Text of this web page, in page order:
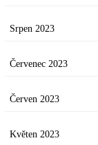
Srpen 2023
Červenec 2023
Červen 2023
Květen 2023